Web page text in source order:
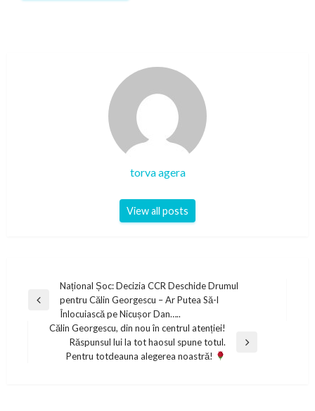
torva agera
View all posts
navigation
Previous
Național Șoc: Decizia CCR Deschide Drumul
pentru Călin Georgescu – Ar Putea Să-l
Înlocuiască pe Nicușor Dan…..
Călin Georgescu, din nou în centrul atenției!
Răspunsul lui la tot haosul spune totul.
Pentru totdeauna alegerea noastră!